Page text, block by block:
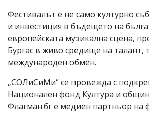
Фестивалът е не само културно
и инвестиция в бъдещето на
европейската музикална сцена,
Бургас в живо средище на талант,
международен обмен.
„СОЛиСиМи“ се провежда с
Национален фонд Култура и
Флагман.бг е медиен партньор на